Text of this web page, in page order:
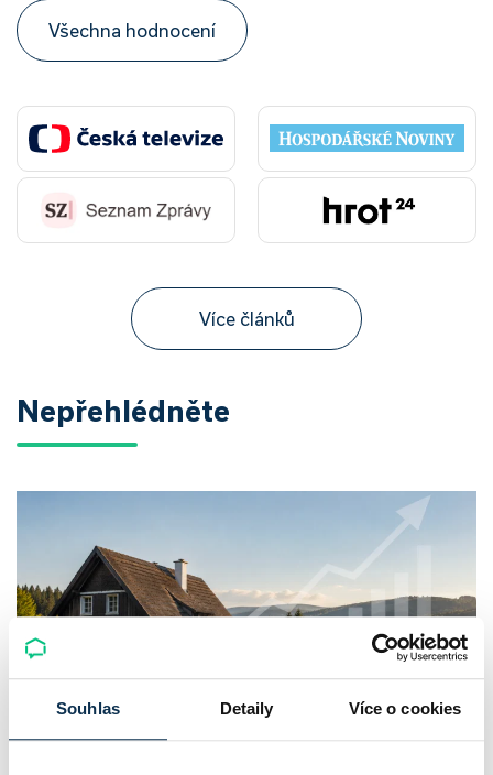
Souhlas Detaily Více o cookies
Všechna hodnocení
Více článků
Nepřehlédněte